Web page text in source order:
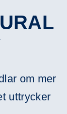
om mer
uttrycker